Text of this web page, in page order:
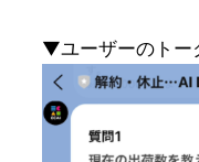
▼ユーザーのトー